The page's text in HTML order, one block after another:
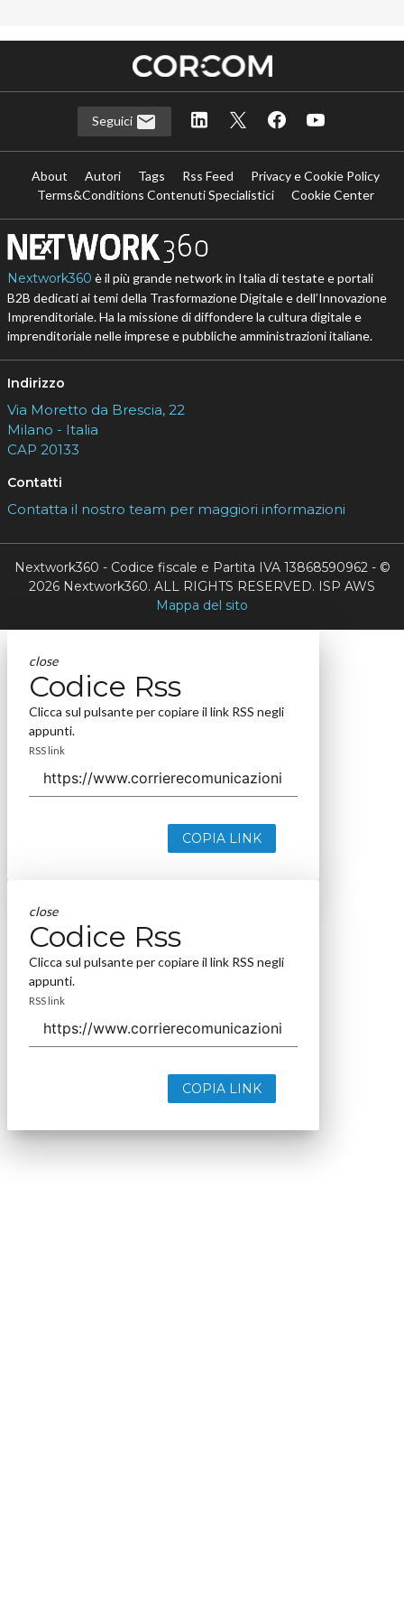
Seguici
About Autori Tags Rss Feed
Privacy e Cookie Policy
Terms&Conditions Contenuti Specialistici
Cookie Center
Nextwork360 è il più grande network in Italia di testate e portali
B2B dedicati ai temi della Trasformazione Digitale e dell’Innovazione
Imprenditoriale. Ha la missione di diffondere la cultura digitale e
imprenditoriale nelle imprese e pubbliche amministrazioni italiane.
Indirizzo
Via Moretto da Brescia, 22
Milano - Italia
CAP 20133
Contatti
Contatta il nostro team per maggiori informazioni
Nextwork360 - Codice fiscale e Partita IVA 13868590962 - ©
2026 Nextwork360. ALL RIGHTS RESERVED. ISP AWS
Mappa del sito
close
Codice Rss
Clicca sul pulsante per copiare il link RSS negli
appunti.
RSS link
COPIA LINK
close
Codice Rss
Clicca sul pulsante per copiare il link RSS negli
appunti.
RSS link
COPIA LINK